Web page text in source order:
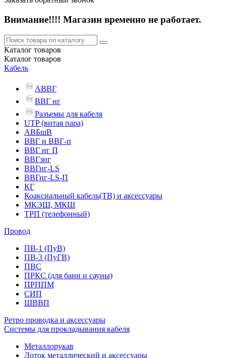
Внимание!!!! Магазин временно не работает.
Каталог товаров
Каталог товаров
Кабель
АВВГ
ВВГ нг
Разъемы для кабеля
UTP (витая пара)
АВБшВ
ВВГ и ВВГ-п
ВВГ нг П
ВВГзнг
ВВГнг-LS
ВВГнг-LS-П
КГ
Коаксиальный кабель(ТВ) и аксессуары
МКЭШ, МКШ
ТРП (телефонный)
Провод
ПВ-1 (ПуВ)
ПВ-3 (ПуГВ)
ПВС
ПРКС (для бани и сауны)
ПРППМ
СИП
ШВВП
Ретро проводка и аксессуары
Системы для прокладывания кабеля
Металлорукав
Лоток металлический и аксессуары